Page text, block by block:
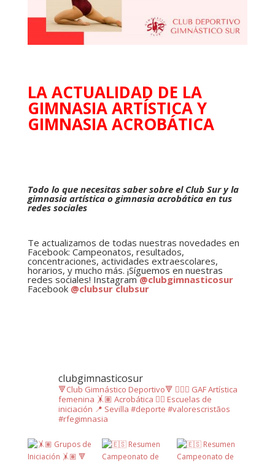
LA ACTUALIDAD DE LA
GIMNASIA ARTÍSTICA Y
GIMNASIA ACROBÁTICA
Todo lo que necesitas saber sobre el Club Sur y la
gimnasia artística o gimnasia acrobática en tus
redes sociales
Te actualizamos de todas nuestras novedades en
Facebook: Campeonatos, resultados,
concentraciones, actividades extraescolares,
horarios, y mucho más. ¡Síguemos en nuestras
redes sociales! Instagram@clubgimnasticosur
Facebook @clubsur clubsur
clubgimnasticosur
🔻Club Gimnástico Deportivo🔻 🤸🏿‍♂️ GAF Artística
femenina 🤸🏽 Acrobática 🤸‍♀️ Escuelas de
iniciación 📍 Sevilla #deporte #valorescristãos
#rfegimnasia